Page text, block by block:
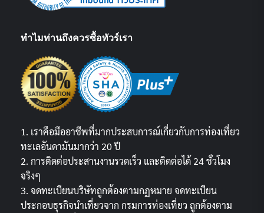
ทำไมท่านถึงควรซื้อทัวร์เรา
1. เราคือมืออาชีพที่มากประสบการณ์เกี่ยวกับการท่องเที่ยว
ทะเลอันดามันมากว่า 20 ปี
2. การติดต่อประสานงานรวดเร็ว และติดต่อได้ 24 ชั่วโมง
จริงๆ
3. จดทะเบียนบริษัทถูกต้องตามกฏหมาย จดทะเบียน
ประกอบธุรกิจนำเที่ยวจาก กรมการท่องเที่ยว ถูกต้องตาม